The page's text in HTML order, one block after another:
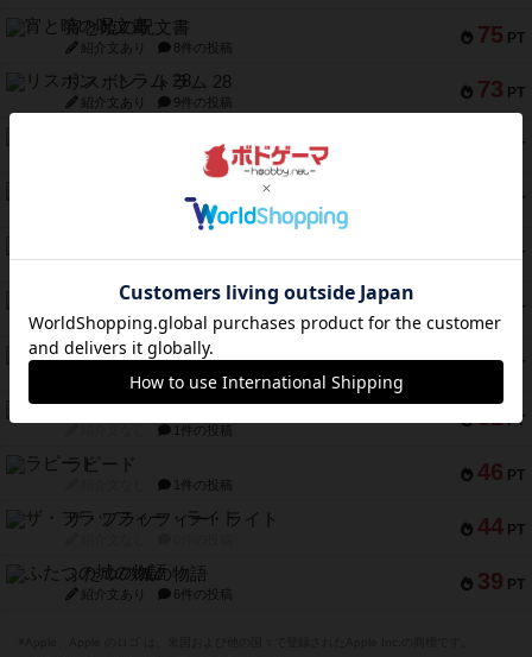
75 PT
宵と暁の呪文書
紹介文あり 8件の投稿
73 PT
リスボン・トラム 28
紹介文あり 9件の投稿
PT
1件の投稿
PT
1件の投稿
60 PT
PT
スモールワールド
紹介文あり 13件の投稿
58 PT
ギャンブラー
紹介文なし 2件の投稿
52 PT
Bitter End ブタペスト救出作戦
1件の投稿
46 PT
ラピード
1件の投稿
44 PT
ザ・フラッフィー・ライト
39 PT
ふたつの城の物語
紹介文あり 6件の投稿